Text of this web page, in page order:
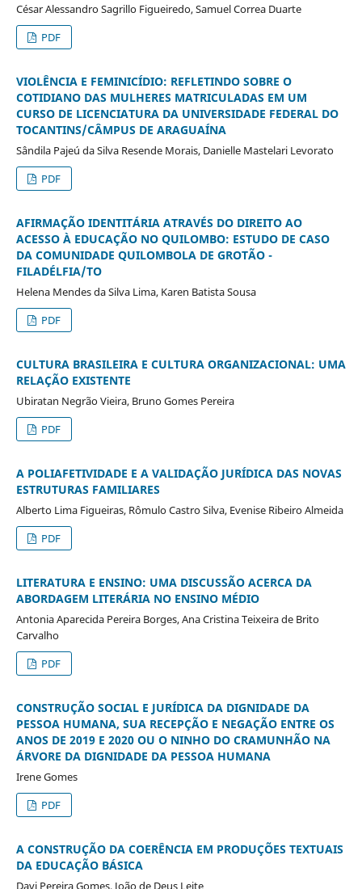
César Alessandro Sagrillo Figueiredo, Samuel Correa Duarte
PDF
VIOLÊNCIA E FEMINICÍDIO: REFLETINDO SOBRE O
COTIDIANO DAS MULHERES MATRICULADAS EM UM
CURSO DE LICENCIATURA DA UNIVERSIDADE FEDERAL DO
TOCANTINS/CÂMPUS DE ARAGUAÍNA
Sândila Pajeú da Silva Resende Morais, Danielle Mastelari Levorato
PDF
AFIRMAÇÃO IDENTITÁRIA ATRAVÉS DO DIREITO AO
ACESSO À EDUCAÇÃO NO QUILOMBO: ESTUDO DE CASO
DA COMUNIDADE QUILOMBOLA DE GROTÃO -
FILADÉLFIA/TO
Helena Mendes da Silva Lima, Karen Batista Sousa
PDF
CULTURA BRASILEIRA E CULTURA ORGANIZACIONAL: UMA
RELAÇÃO EXISTENTE
Ubiratan Negrão Vieira, Bruno Gomes Pereira
PDF
A POLIAFETIVIDADE E A VALIDAÇÃO JURÍDICA DAS NOVAS
ESTRUTURAS FAMILIARES
Alberto Lima Figueiras, Rômulo Castro Silva, Evenise Ribeiro Almeida
PDF
LITERATURA E ENSINO: UMA DISCUSSÃO ACERCA DA
ABORDAGEM LITERÁRIA NO ENSINO MÉDIO
Antonia Aparecida Pereira Borges, Ana Cristina Teixeira de Brito
Carvalho
PDF
CONSTRUÇÃO SOCIAL E JURÍDICA DA DIGNIDADE DA
PESSOA HUMANA, SUA RECEPÇÃO E NEGAÇÃO ENTRE OS
ANOS DE 2019 E 2020 OU O NINHO DO CRAMUNHÃO NA
ÁRVORE DA DIGNIDADE DA PESSOA HUMANA
Irene Gomes
PDF
A CONSTRUÇÃO DA COERÊNCIA EM PRODUÇÕES TEXTUAIS
DA EDUCAÇÃO BÁSICA
Davi Pereira Gomes, João de Deus Leite